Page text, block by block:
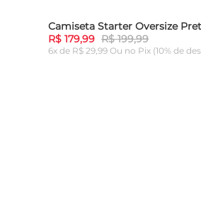
Camiseta Starter Oversize
R$ 179,99 R$ 199,99
6x de R$ 29,99 Ou no Pix (10% de